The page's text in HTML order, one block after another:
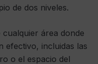
de dos niveles.
área donde
efectivo, incluidas las
o el espacio del